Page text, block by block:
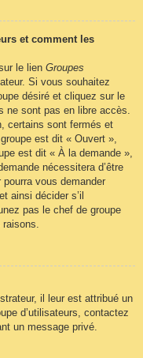
et comment les
le lien Groupes
Si vous souhaitez
désiré et cliquez sur le
ne sont pas en libre accès.
certains sont fermés et
est dit « Ouvert »,
est dit « À la demande »,
nécessitera d’être
vous demander
ainsi décider s’il
pas le chef de groupe
raisons.
il leur est attribué un
d’utilisateurs, contactez
un message privé.